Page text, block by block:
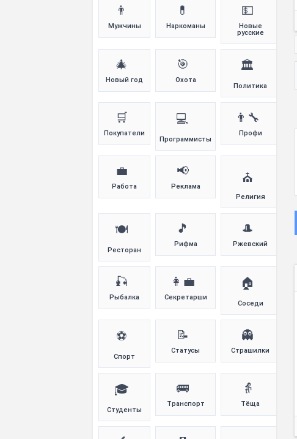
👨
Мужчины
💊
Наркоманы
💵
Новые
русские
🎄
Новый год
🎯
Охота
🏛️
Политика
🛒
Покупатели
💻
Программисты
👨‍🔧
Профи
💼
Работа
📢
Реклама
⛪
Религия
🍽️
Ресторан
🎵
Рифма
🎩
Ржевский
🎣
Рыбалка
👩‍💼
Секретарши
🏠
Соседи
⚽
Спорт
📝
Статусы
👻
Страшилки
🎓
Студенты
🚌
Транспорт
👵
Тёща